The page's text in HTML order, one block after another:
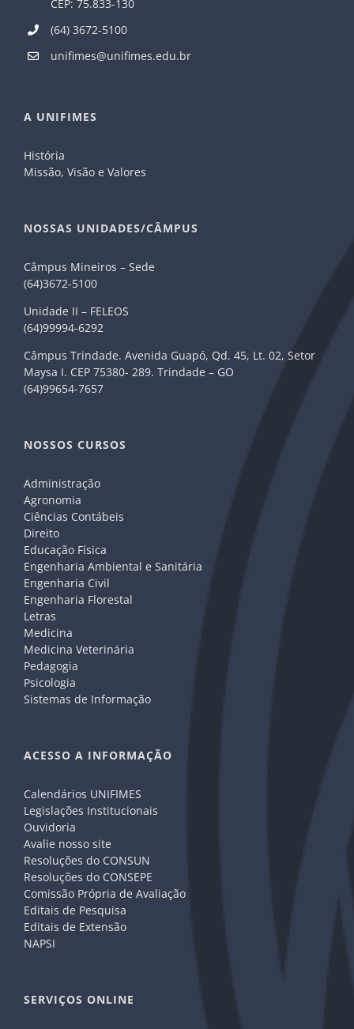
CEP: 75.833-130
(64) 3672-5100
unifimes@unifimes.edu.br
A UNIFIMES
História
Missão, Visão e Valores
NOSSAS UNIDADES/CÂMPUS
Câmpus Mineiros – Sede
(64)3672-5100
Unidade II – FELEOS
(64)99994-6292
Câmpus Trindade. Avenida Guapó, Qd. 45, Lt. 02, Setor
Maysa I. CEP 75380- 289. Trindade – GO
(64)99654-7657
NOSSOS CURSOS
Administração
Agronomia
Ciências Contábeis
Direito
Educação Física
Engenharia Ambiental e Sanitária
Engenharia Civil
Engenharia Florestal
Letras
Medicina
Medicina Veterinária
Pedagogia
Psicologia
Sistemas de Informação
ACESSO A INFORMAÇÃO
Calendários UNIFIMES
Legislações Institucionais
Ouvidoria
Avalie nosso site
Resoluções do CONSUN
Resoluções do CONSEPE
Comissão Própria de Avaliação
Editais de Pesquisa
Editais de Extensão
NAPSI
SERVIÇOS ONLINE